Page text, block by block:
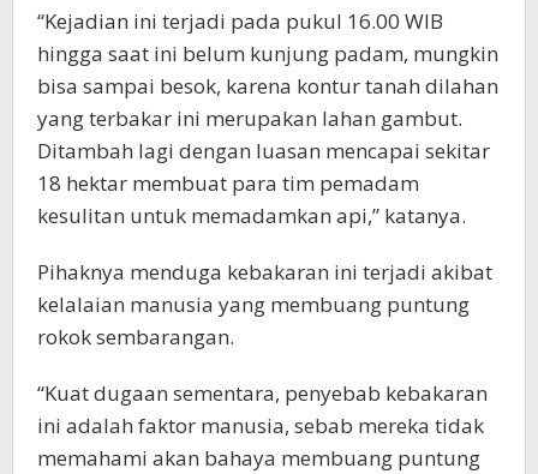
“Kejadian ini terjadi pada pukul 16.00 WIB
hingga saat ini belum kunjung padam, mungkin
bisa sampai besok, karena kontur tanah dilahan
yang terbakar ini merupakan lahan gambut.
Ditambah lagi dengan luasan mencapai sekitar
18 hektar membuat para tim pemadam
kesulitan untuk memadamkan api,” katanya.
Pihaknya menduga kebakaran ini terjadi akibat
kelalaian manusia yang membuang puntung
rokok sembarangan.
“Kuat dugaan sementara, penyebab kebakaran
ini adalah faktor manusia, sebab mereka tidak
memahami akan bahaya membuang puntung